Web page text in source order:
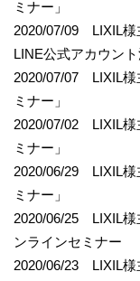
ミナー」
2020/07/09 LIXIL
LINE公式アカウント
2020/07/07 LIXIL
ミナー」
2020/07/02 LIXIL
ミナー」
2020/06/29 LIXIL
ミナー」
2020/06/25 LIXIL
ンラインセミナー
2020/06/23 LIXIL